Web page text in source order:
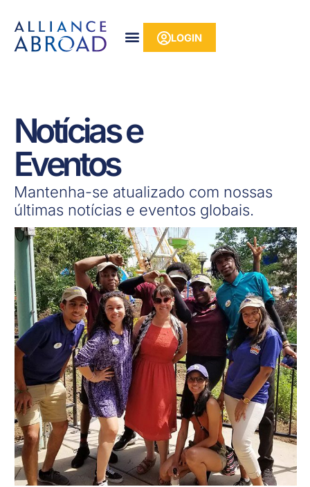
conteúdo
para
LOGIN
Notícias e
Eventos
Mantenha-se atualizado com nossas
últimas notícias e eventos globais.